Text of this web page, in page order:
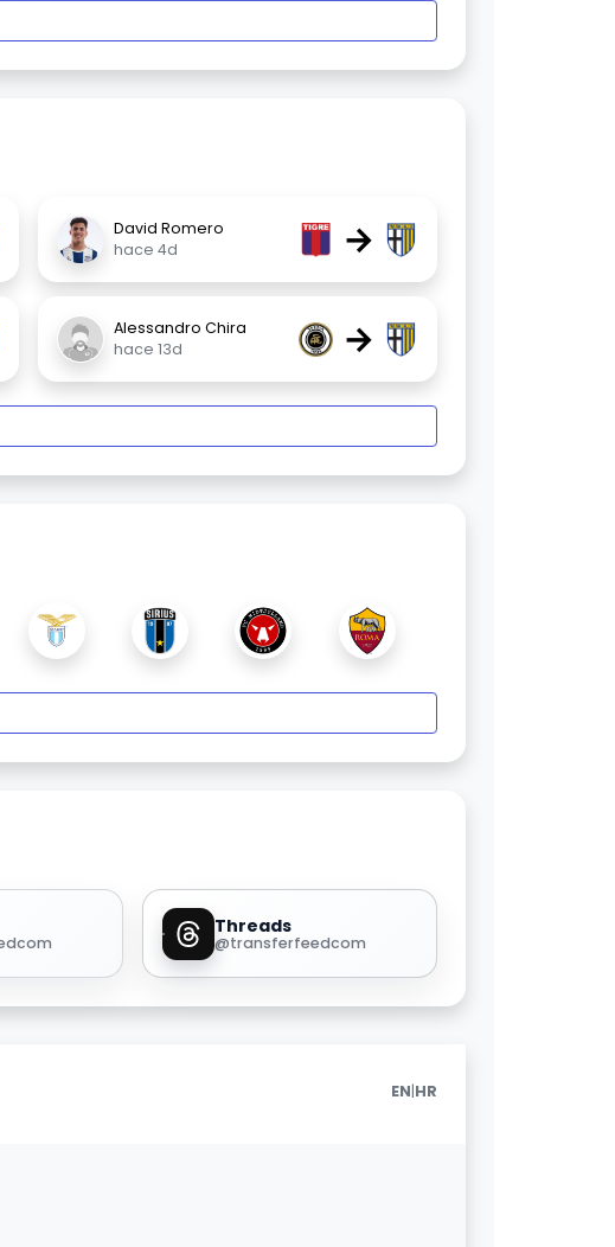
David Romero
hace 4d
→
Alessandro Chira
hace 13d
→
Threads
@transferfeedcom
EN|HR